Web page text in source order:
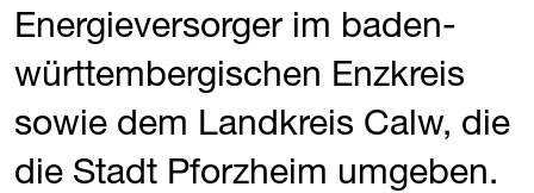
Energieversorger im baden-
württembergischen Enzkreis
sowie dem Landkreis Calw, die
die Stadt Pforzheim umgeben.